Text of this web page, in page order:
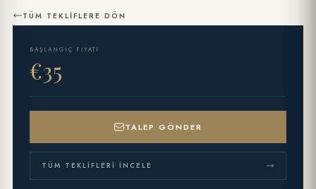
TÜM TEKLIFLERE DÖN
BAŞLANGIÇ FIYATI
€35
TALEP GÖNDER
TÜM TEKLIFLERI İNCELE